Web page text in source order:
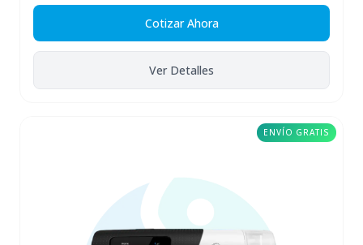
Cotizar Ahora
Ver Detalles
ENVÍO GRATIS